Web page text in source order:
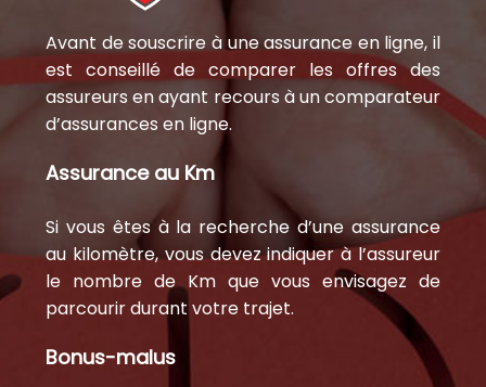
Avant de souscrire à une assurance en ligne, il
est conseillé de comparer les offres des
assureurs en ayant recours à un comparateur
d’assurances en ligne.
Assurance au Km
Si vous êtes à la recherche d’une assurance
au kilomètre, vous devez indiquer à l’assureur
le nombre de Km que vous envisagez de
parcourir durant votre trajet.
Bonus-malus